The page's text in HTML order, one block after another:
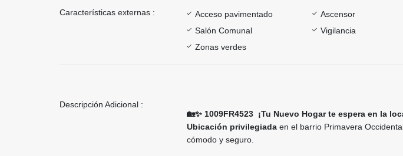
Características externas : Acceso pavimentado Ascensor
Salón Comunal
Vigilancia
Zonas verdes
Descripción Adicional :
🏡✨ 1009FR4523 ¡Tu Nuevo Hogar te espera en la
Ubicación privilegiada en el barrio Primavera
cómodo y seguro.